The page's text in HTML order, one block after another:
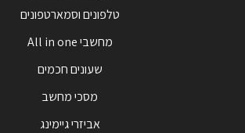
טלפונים וסמארטפונים
מחשבי All in one
שעונים חכמים
מסכי מחשב
אביזרי גיימינג